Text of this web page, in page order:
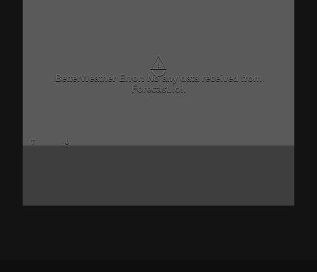
⚠
BetterWeather Error: No any data received from
Forecast.io!.